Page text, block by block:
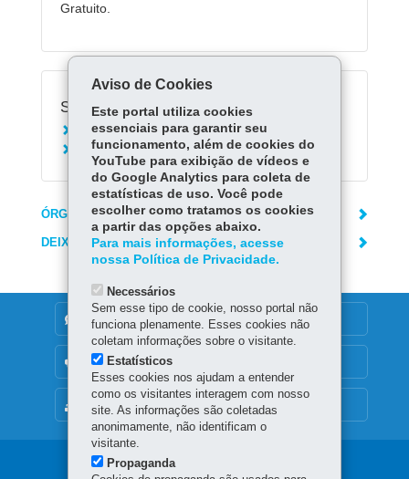
Gratuito.
Serviços Relacionados:
Converter multas ambientais
Acionar o Disque Denúncia - 181
ÓRGÃO RESPONSÁVEL
DEIXE SUA OPINIÃO
MAPA DO SITE
DENUNCIE CORRUPÇÃO
OUVIDORIA
Aviso de Cookies
Este portal utiliza cookies
essenciais para garantir seu
funcionamento, além de cookies do
YouTube para exibição de vídeos e
do Google Analytics para coleta de
estatísticas de uso. Você pode
escolher como tratamos os cookies
a partir das opções abaixo.
Para mais informações, acesse
nossa Política de Privacidade.
Necessários
Sem esse tipo de cookie, nosso portal não
funciona plenamente. Esses cookies não
coletam informações sobre o visitante.
Estatísticos
Esses cookies nos ajudam a entender
como os visitantes interagem com nosso
site. As informações são coletadas
anonimamente, não identificam o
visitante.
Propaganda